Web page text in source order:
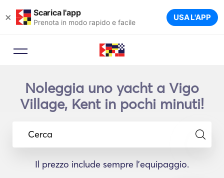
× Scarica l'app
Prenota in modo rapido e facile USA L'APP
Noleggia uno yacht a Vigo
Village, Kent in pochi minuti!
Cerca
Il prezzo include sempre l'equipaggio.